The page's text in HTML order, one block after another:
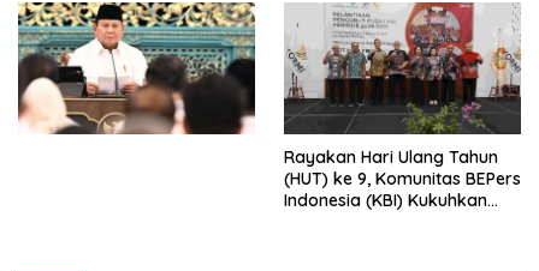
Penjajahan (Pergolakan
Ekonomi Politik Indonesia) &
Simposium Nasional “Urgensi
Undang-Undang
Perekonomian Nasional dan
Kesejahteraan Sosial dalam
Rayakan Hari Ulang Tahun
(HUT) ke 9, Komunitas BEPers
Indonesia (KBI) Kukuhkan